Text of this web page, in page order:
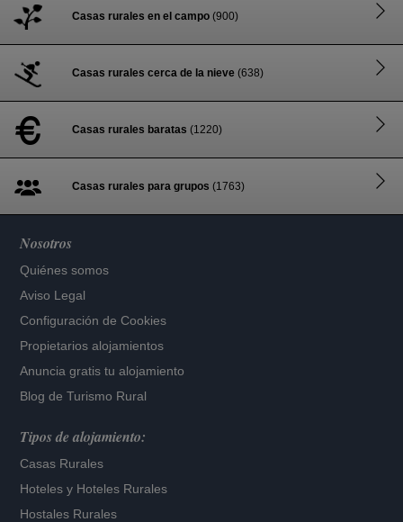
Casas rurales en el campo (900)
Casas rurales cerca de la nieve (638)
Casas rurales baratas (1220)
Casas rurales para grupos (1763)
Nosotros
Quiénes somos
Aviso Legal
Configuración de Cookies
Propietarios alojamientos
Anuncia gratis tu alojamiento
Blog de Turismo Rural
Tipos de alojamiento:
Casas Rurales
Hoteles y Hoteles Rurales
Hostales Rurales